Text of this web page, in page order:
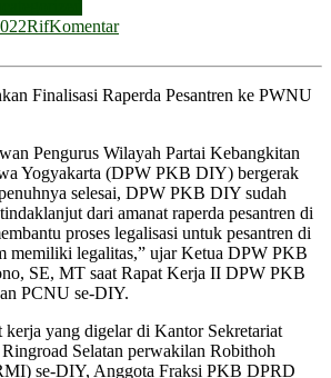
RifKomentar
Finalisasi Raperda Pesantren ke PWNU
Pengurus Wilayah Partai Kebangkitan
Yogyakarta (DPW PKB DIY) bergerak
selesai, DPW PKB DIY sudah
dari amanat raperda pesantren di
proses legalisasi untuk pesantren di
memiliki legalitas,” ujar Ketua DPW PKB
SE, MT saat Rapat Kerja II DPW PKB
PCNU se-DIY.
kerja yang digelar di Kantor Sekretariat
Selatan perwakilan Robithoh
se-DIY, Anggota Fraksi PKB DPRD